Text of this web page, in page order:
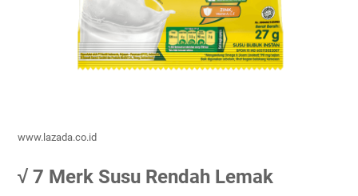
www.lazada.co.id
√ 7 Merk Susu Rendah Lemak